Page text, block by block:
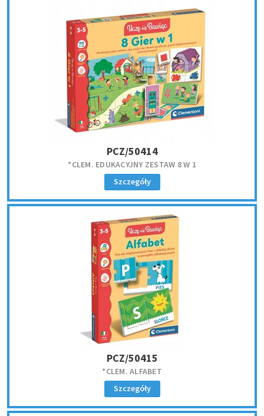
PCZ/50414
*CLEM. EDUKACYJNY ZESTAW 8 W 1
Szczegóły
PCZ/50415
*CLEM. ALFABET
Szczegóły